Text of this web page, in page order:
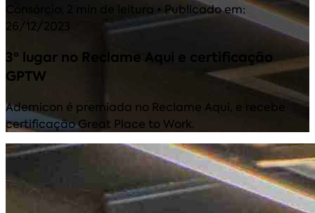
Consórcio
2 min de leitura • Publicado em:
26/12/2023
3º lugar no Reclame Aqui e certificação
GPTW
Ademicon é premiada no Reclame Aqui, e recebe
certificação Great Place to Work.